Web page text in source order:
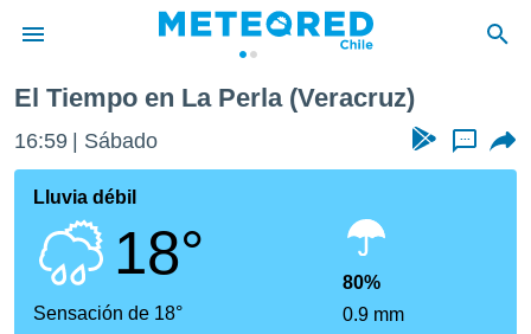
de
por
se
calidad.
a este
las
El Tiempo en La Perla (Veracruz)
16:59 Sábado ...
Lluvia débil
18°
Sensación de 18°
80%
0.9 mm